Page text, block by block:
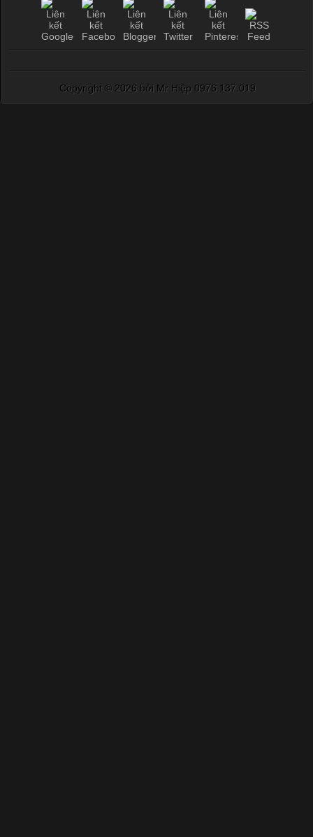
sản xuất quần lót nam lựa chọn để tạo ra các sản phẩm chất
lượng, phù hợp với nhu cầu sử dụng
Copyright © 2026 bởi Mr Hiệp 0976.137.019